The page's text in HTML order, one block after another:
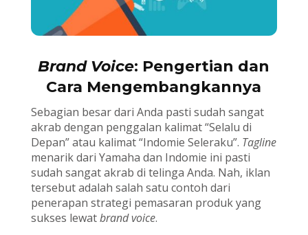
Brand Voice: Pengertian dan
Cara Mengembangkannya
Sebagian besar dari Anda pasti sudah sangat
akrab dengan penggalan kalimat “Selalu di
Depan” atau kalimat “Indomie Seleraku”. Tagline
menarik dari Yamaha dan Indomie ini pasti
sudah sangat akrab di telinga Anda. Nah, iklan
tersebut adalah salah satu contoh dari
penerapan strategi pemasaran produk yang
sukses lewatbrand voice.